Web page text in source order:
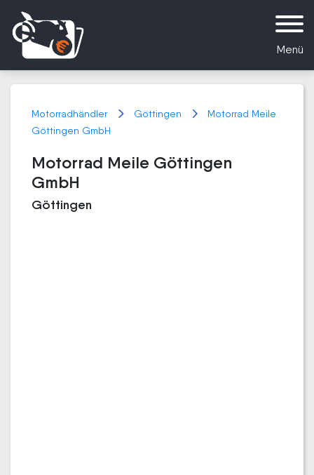
Menü
Motorradhändler Göttingen
Motorrad Meile
Göttingen GmbH
Motorrad Meile Göttingen
GmbH
Göttingen